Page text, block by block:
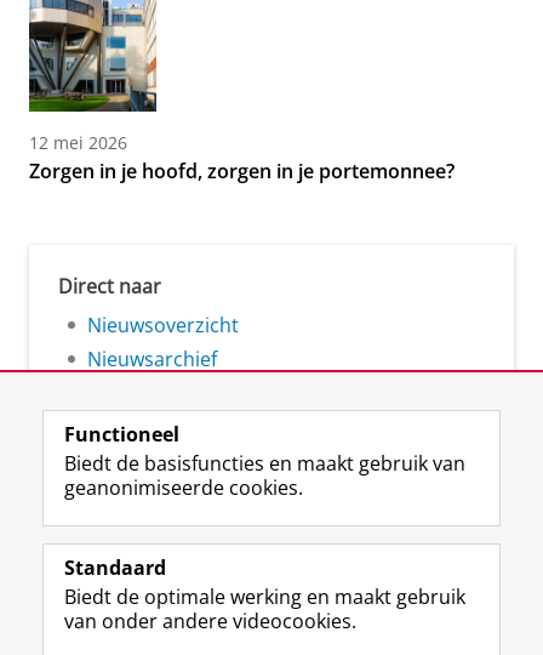
12 mei 2026
Zorgen in je hoofd, zorgen in je portemonnee?
Direct naar
Nieuwsoverzicht
Nieuwsarchief
Volg de RUG
F
a
e
b
L
i
k
e
R
S
-
f
I
n
t
Y
o
T
Studiekiezers
Functioneel
Biedt de basisfuncties en maakt gebruik van
geanonimiseerde cookies.
Standaard
Biedt de optimale werking en maakt gebruik
van onder andere videocookies.